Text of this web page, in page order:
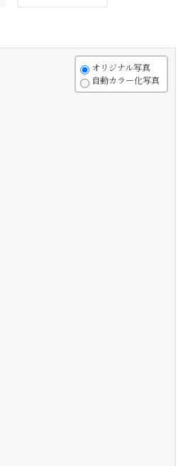
オリジナル写真
自動カラー化写真